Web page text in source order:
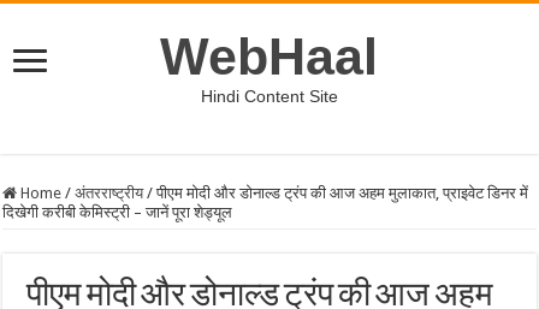
WebHaal
Hindi Content Site
Home / अंतरराष्ट्रीय / पीएम मोदी और डोनाल्ड ट्रंप की आज अहम मुलाकात, प्राइवेट डिनर में
दिखेगी करीबी केमिस्ट्री – जानें पूरा शेड्यूल
पीएम मोदी और डोनाल्ड ट्रंप की आज अहम